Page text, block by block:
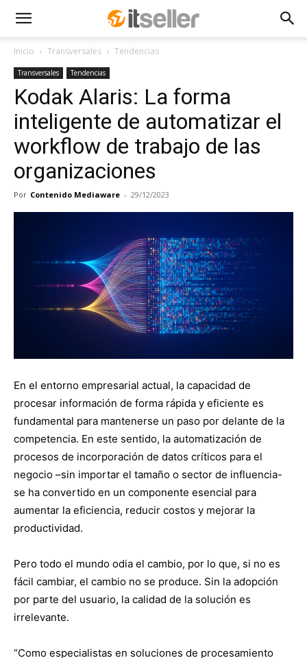
Inicio Transversales Tendencias
Transversales Tendencias
Kodak Alaris: La forma
inteligente de automatizar el
workflow de trabajo de las
organizaciones
Por Contenido Mediaware - 29/12/2023
En el entorno empresarial actual, la capacidad de
procesar información de forma rápida y eficiente es
fundamental para mantenerse un paso por delante de la
competencia. En este sentido, la automatización de
procesos de incorporación de datos críticos para el
negocio –sin importar el tamaño o sector de influencia-
se ha convertido en un componente esencial para
aumentar la eficiencia, reducir costos y mejorar la
productividad.
Pero todo el mundo odia el cambio, por lo que, si no es
fácil cambiar, el cambio no se produce. Sin la adopción
por parte del usuario, la calidad de la solución es
irrelevante.
“Como especialistas en soluciones de procesamiento